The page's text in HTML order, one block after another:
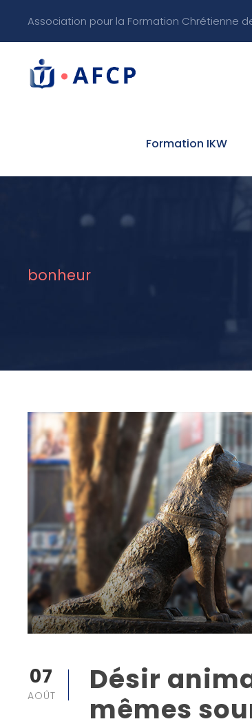
Association pour la Formation Chrétienne
Formation IKW
bonheur
07
AOÛT
Désir
mêmes